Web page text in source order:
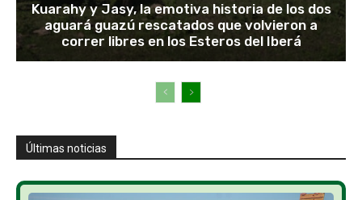
Kuarahy y Jasy, la emotiva historia de los dos
aguará guazú rescatados que volvieron a
correr libres en los Esteros del Iberá
Últimas noticias